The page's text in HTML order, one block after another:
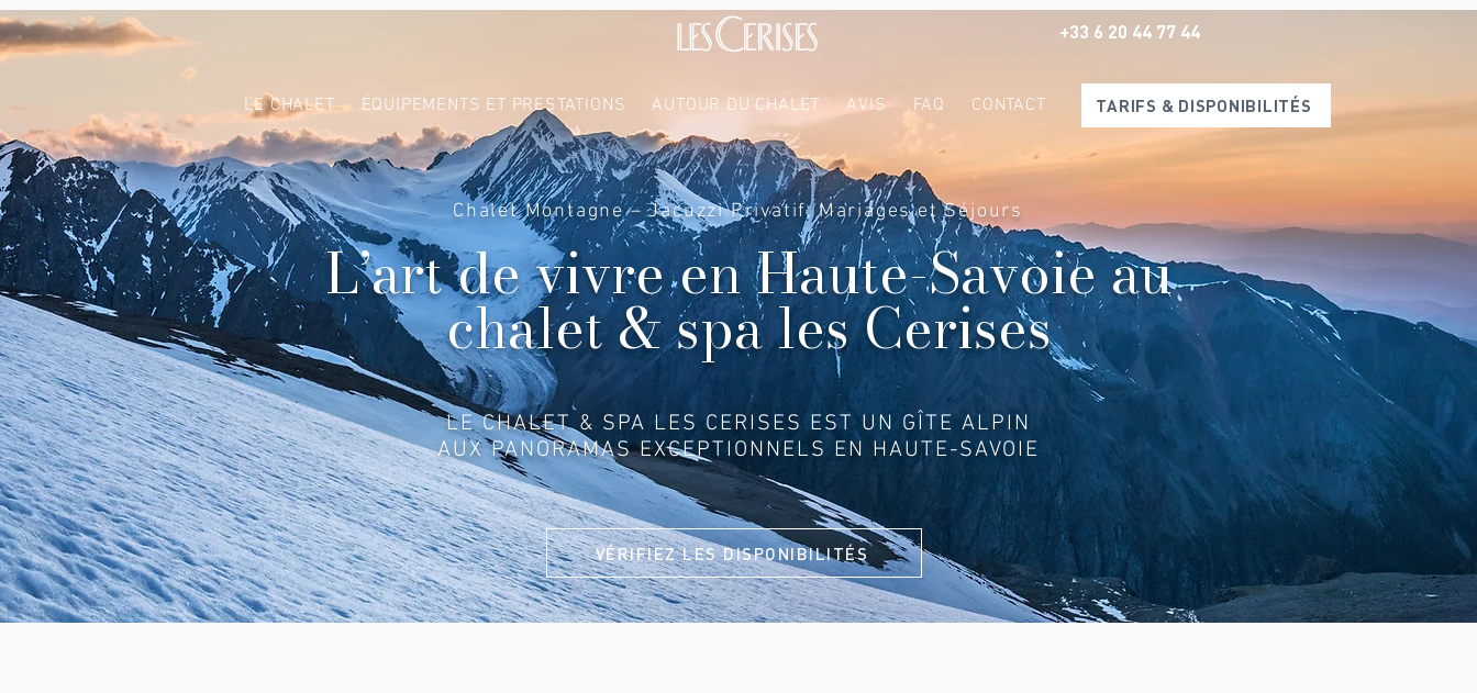
+33 6 20 44 77 44
LE CHALET ÉQUIPEMENTS ET PRESTATIONS AUTOUR DU CHALET AVIS FAQ CONTACT TARIFS & DISPONIBILITÉS
Chalet Montagne – Jacuzzi Privatif, Mariages et Séjours
L’art de vivre en Haute-Savoie au
chalet & spa les Cerises
LE CHALET & SPA LES CERISES EST UN GÎTE ALPIN
AUX PANORAMAS EXCEPTIONNELS EN HAUTE-SAVOIE
VÉRIFIEZ LES DISPONIBILITÉS